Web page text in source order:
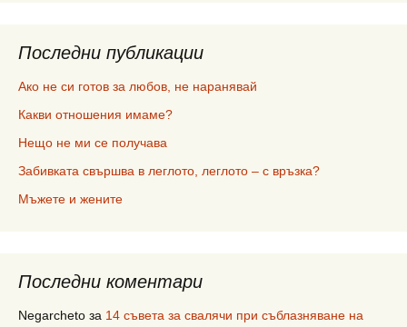
Последни публикации
Ако не си готов за любов, не наранявай
Какви отношения имаме?
Нещо не ми се получава
Забивката свършва в леглото, леглото – с връзка?
Мъжете и жените
Последни коментари
Negarcheto за 14 съвета за свалячи при съблазняване на